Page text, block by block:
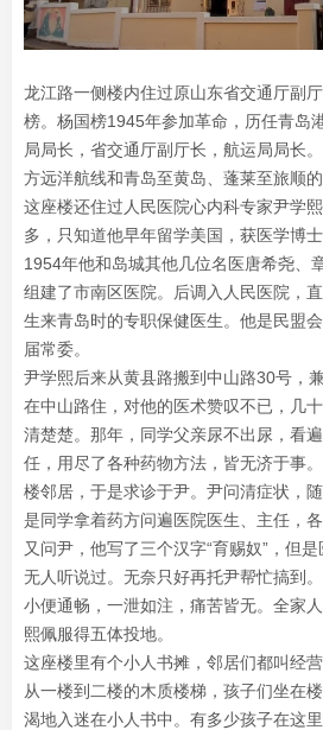
龙江路一侧楼内住过原山东省交通厅副
榜。杨国榜1945年参加革命，历任青岛
局局长，省交通厅副厅长，航运局局长
方远洋航线和青岛至黄岛、蓬莱至旅顺的
这座楼还住过人民医院心内科专家尹学
多，只知道他早年留学美国，获医学博
1954年他和岛城其他几位名医唐希尧、
组建了市南区医院。后调入人民医院，
生来青岛时的专职保健医生。他是民盟
届常委。
尹学熙后来从黄县路搬到中山路30号，
在中山路住，对他的医术赞叹不已，几
清楚楚。那年，同学父亲尿不出尿，看
任，用尽了各种药物方法，皆无济于事
楼邻居，于是求诊于尹。尹问清症状，
是同学拿着药方问遍医院医生、主任，
又问尹，他写了三个汉字“育赐奴”，但
无人听说过。无奈只好再托尹帮忙搞到
小便通畅，一泄如注，痛苦皆无。全家
熙佩服得五体投地。
这座楼里有个小人书摊，邻居们都叫经营
从一楼到二楼的木质楼梯，孩子们坐在
渴地入迷在小人书中。有多少孩子在这